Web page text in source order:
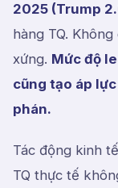
2025 (Trump
hàng TQ.
xứng. Mức độ
cũng tạo áp
phán.
Tác động kinh
TQ thực tế